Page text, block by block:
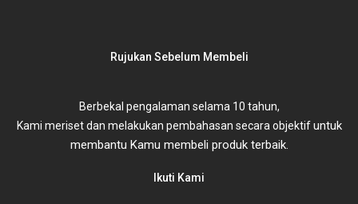
Rujukan Sebelum Membeli
Berbekal pengalaman selama 10 tahun,
Kami meriset dan melakukan pembahasan secara objektifuntuk
membantu Kamu membeli produk terbaik.
Ikuti Kami